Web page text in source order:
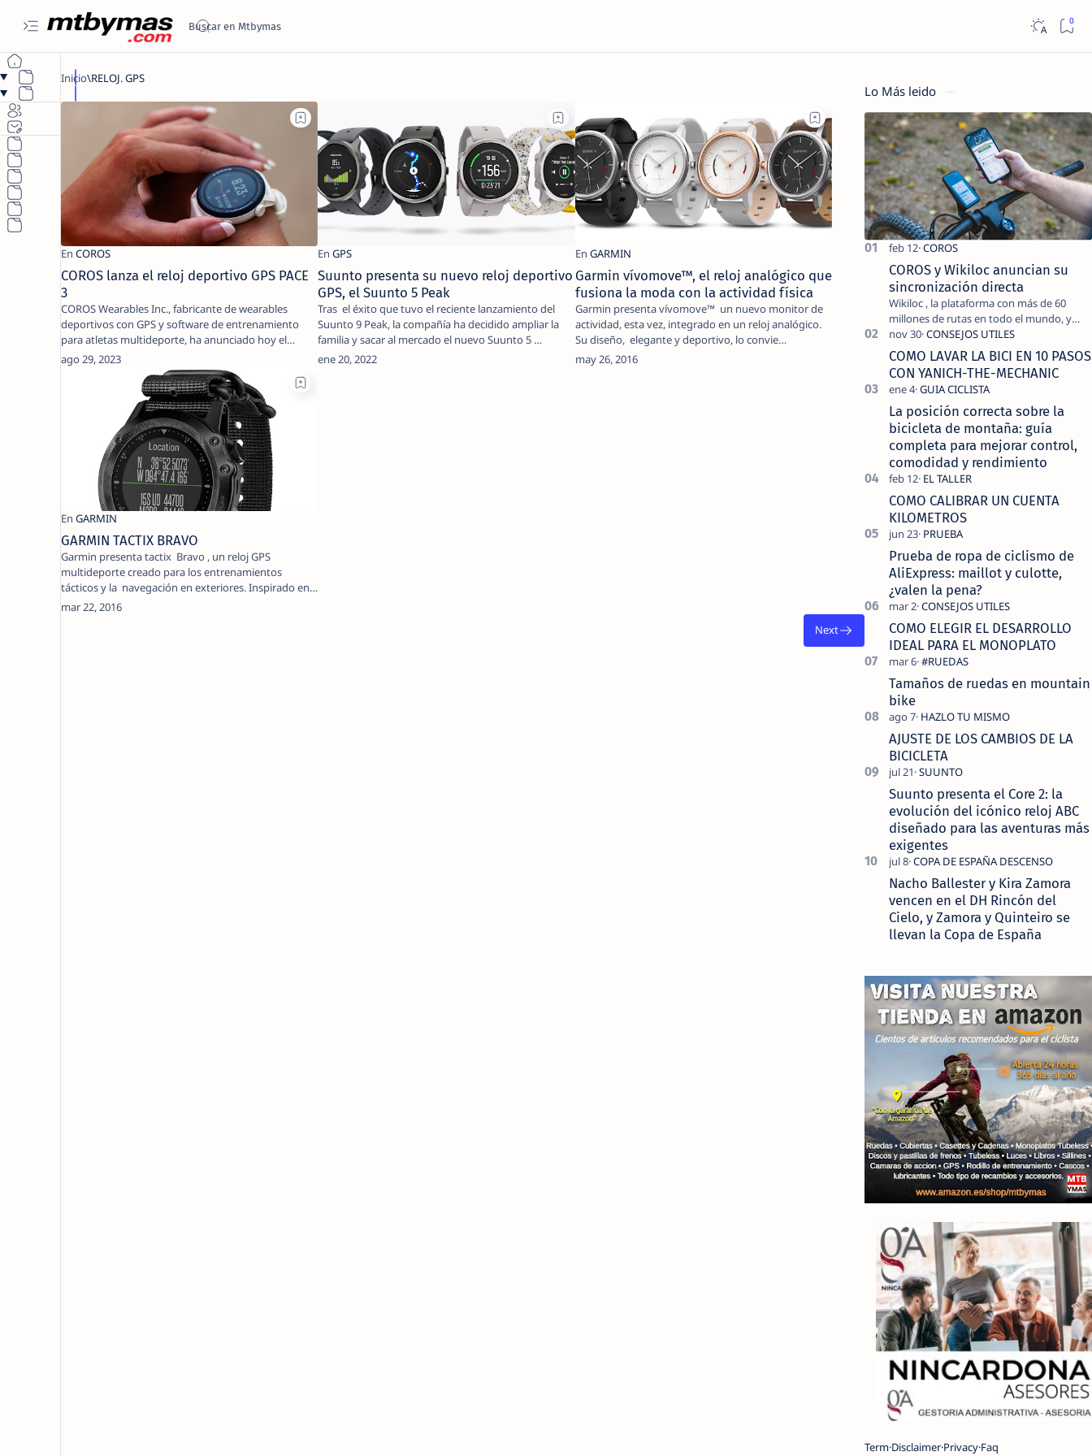
COROS lanza el reloj deportivo GPS PACE
3
COROS Wearables Inc., fabricante de wearables
deportivos con GPS y software de entrenamiento
para atletas multideporte, ha anunciado hoy el
lanzamie…
Suunto presenta su nuevo reloj deportivo
GPS, el Suunto 5 Peak
Tras el éxito que tuvo el reciente lanzamiento del
Suunto 9 Peak, la compañía ha decidido ampliar la
familia y sacar al mercado el nuevo Suunto 5 …
Garmin vívomove™, el reloj analógico que
fusiona la moda con la actividad física
Garmin presenta vívomove™ un nuevo monitor de
actividad, esta vez, integrado en un reloj analógico.
Su diseño, elegante y deportivo, lo convie…
GARMIN TACTIX BRAVO
Garmin presenta tactix Bravo , un reloj GPS
multideporte creado para los entrenamientos
tácticos y la navegación en exteriores. Inspirado en
las…
Lo Más leido
COROS y Wikiloc anuncian su
sincronización directa
Wikiloc , la plataforma con más de 60
millones de rutas en todo el mundo, y
COROS , marca de dispositivos GPS
reconocida mundialmente por su
tecnolo…
COMO LAVAR LA BICI EN 10 PASOS
CON YANICH-THE-MECHANIC
La posición correcta sobre la
bicicleta de montaña: guía
completa para mejorar control,
comodidad y rendimiento
COMO CALIBRAR UN CUENTA
KILOMETROS
Prueba de ropa de ciclismo de
AliExpress: maillot y culotte,
¿valen la pena?
COMO ELEGIR EL DESARROLLO
IDEAL PARA EL MONOPLATO
Tamaños de ruedas en mountain
bike
AJUSTE DE LOS CAMBIOS DE LA
BICICLETA
Suunto presenta el Core 2: la
evolución del icónico reloj ABC
diseñado para las aventuras más
exigentes
Nacho Ballester y Kira Zamora
vencen en el DH Rincón del
Cielo, y Zamora y Quinteiro se
llevan la Copa de España
Term Disclaimer Privacy Faq